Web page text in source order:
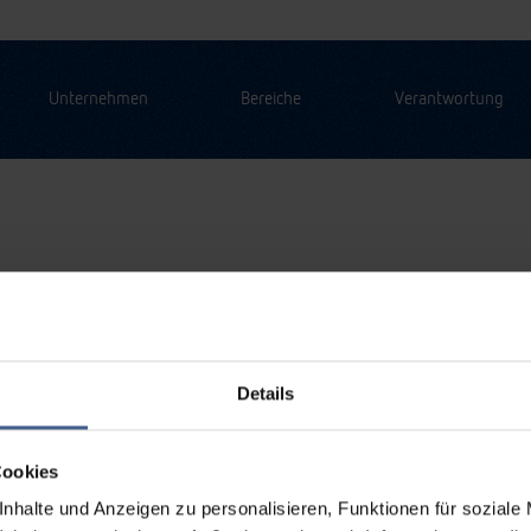
Details
und Anzeigen zu personalisieren, Funktionen für soziale
Unternehmen Bereiche Verantwortung